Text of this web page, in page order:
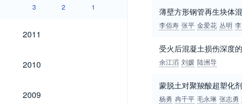
3 2 1
2011
2011
2010
2010
2009
2009
薄壁方形钢管再生块体
李佰寿 张平 金爱花 丛明
受火后混凝土损伤深度
余江滔 刘媛 陆洲导
蒙脱土对聚羧酸超塑化
杨勇 冉千平 毛永琳 张志勇